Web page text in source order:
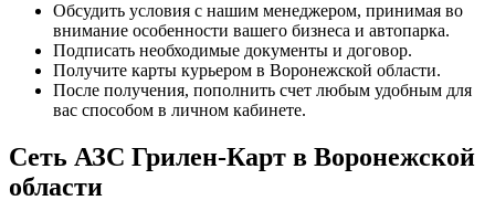
Обсудить условия с нашим менеджером, принимая во
внимание особенности вашего бизнеса и автопарка.
Подписать необходимые документы и договор.
Получите карты курьером в Воронежской области.
После получения, пополнить счет любым удобным для
вас способом в личном кабинете.
Сеть АЗС Грилен-Карт в Воронежской
области